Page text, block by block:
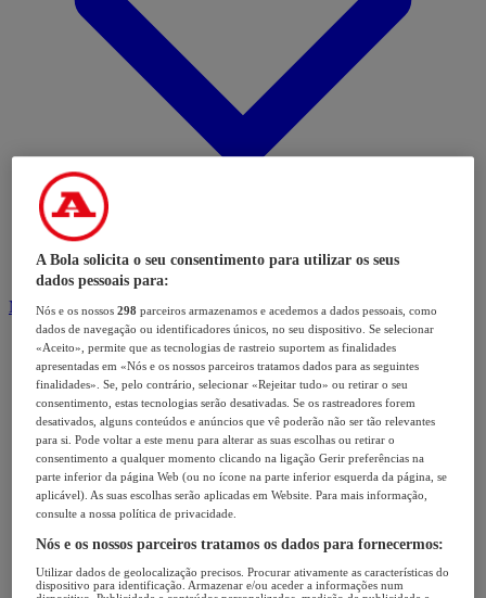
Modalidades
A Bola solicita o seu consentimento para utilizar os seus
dados pessoais para:
Nós e os nossos298 parceiros armazenamos e acedemos a dados pessoais, como
dados de navegação ou identificadores únicos, no seu dispositivo. Se selecionar
«Aceito», permite que as tecnologias de rastreio suportem as finalidades
apresentadas em «Nós e os nossos parceiros tratamos dados para as seguintes
finalidades». Se, pelo contrário, selecionar «Rejeitar tudo» ou retirar o seu
consentimento, estas tecnologias serão desativadas. Se os rastreadores forem
desativados, alguns conteúdos e anúncios que vê poderão não ser tão relevantes
para si. Pode voltar a este menu para alterar as suas escolhas ou retirar o
consentimento a qualquer momento clicando na ligação Gerir preferências na
parte inferior da página Web (ou no ícone na parte inferior esquerda da página, se
aplicável). As suas escolhas serão aplicadas em Website. Para mais informação,
consulte a nossa política de privacidade.
Nós e os nossos parceiros tratamos os dados para fornecermos:
Utilizar dados de geolocalização precisos. Procurar ativamente as características do
dispositivo para identificação. Armazenar e/ou aceder a informações num